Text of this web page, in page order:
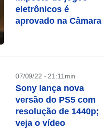
eletrônicos é
aprovado na Câmara
07/09/22 - 21:11min
Sony lança nova
versão do PS5 com
resolução de 1440p;
veja o vídeo